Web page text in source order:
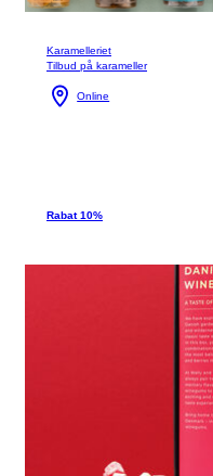
Karamelleriet
Tilbud på karameller
Online
Rabat 10%